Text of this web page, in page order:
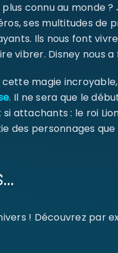
SE CONNECTER
DE PASSE PERDU ?
connu au monde ?
ses multitudes de
Ils nous font
vibrer. Disney nous
magie
. Il ne sera que le
attachants : le roi
des personnages
! Découvrez par